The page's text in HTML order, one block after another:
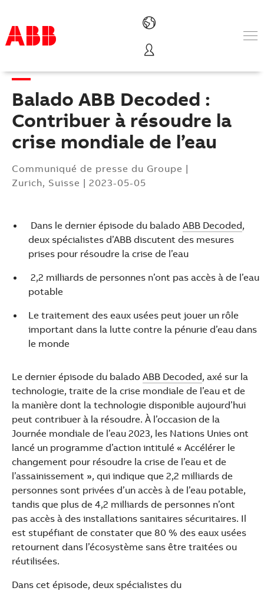
Produits & Services
Industries
Services
A propos
Où acheter
Contactez-nous
Suggestions
Products
See more products
Shopping list preview
Balado ABB Decoded :
Contribuer à résoudre la
crise mondiale de l’eau
Communiqué de presse du Groupe |
Zurich, Suisse | 2023-05-05
Dans le dernier épisode du balado ABB Decoded,
deux spécialistes d’ABB discutent des mesures
prises pour résoudre la crise de l’eau
2,2 milliards de personnes n’ont pas accès à de l’eau
potable
Le traitement des eaux usées peut jouer un rôle
important dans la lutte contre la pénurie d’eau dans
le monde
Le dernier épisode du balado ABB Decoded, axé sur la
technologie, traite de la crise mondiale de l’eau et de
la manière dont la technologie disponible aujourd’hui
peut contribuer à la résoudre. À l’occasion de la
Journée mondiale de l’eau 2023, les Nations Unies ont
lancé un programme d’action intitulé « Accélérer le
changement pour résoudre la crise de l’eau et de
l’assainissement », qui indique que 2,2 milliards de
personnes sont privées d’un accès à de l’eau potable,
tandis que plus de 4,2 milliards de personnes n’ont
pas accès à des installations sanitaires sécuritaires. Il
est stupéfiant de constater que 80 % des eaux usées
retournent dans l’écosystème sans être traitées ou
réutilisées.
Dans cet épisode, deux spécialistes du